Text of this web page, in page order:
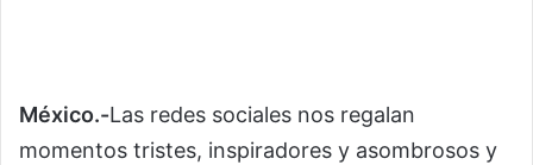
México.-Las redes sociales nos regalan
momentos tristes, inspiradores y asombrosos y